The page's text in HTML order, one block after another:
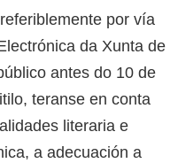
por vía
da Xunta de
antes do 10 de
teranse en conta
literaria e
a adecuación a